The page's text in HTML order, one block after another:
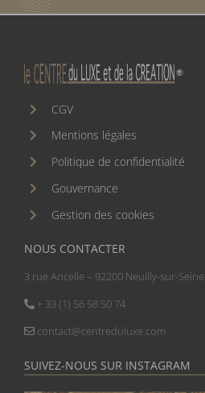
CGV
Mentions légales
Politique de confidentialité
Gouvernance
Gestion des cookies
NOUS CONTACTER
3 rue Ancelle – 92200 Neuilly-sur-Seine
+ 33 (1) 56 58 50 74
contact@centreduluxe.com
SUIVEZ-NOUS SUR INSTAGRAM